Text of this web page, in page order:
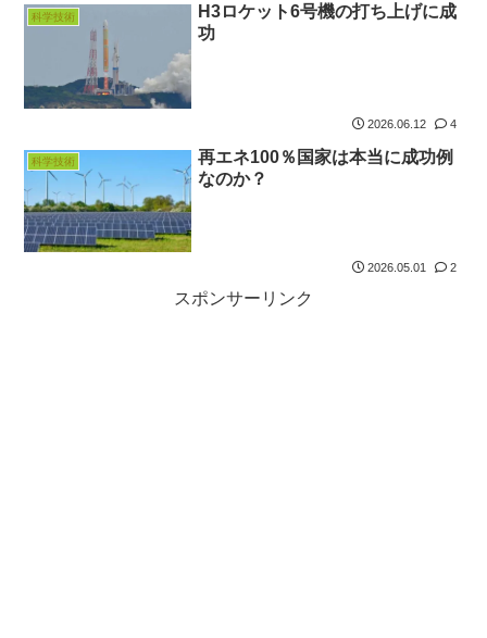
科学技術
H3ロケット6号機の打ち上げに成
功
2026.06.12 4
科学技術
再エネ100％国家は本当に成功例
なのか？
2026.05.01 2
スポンサーリンク